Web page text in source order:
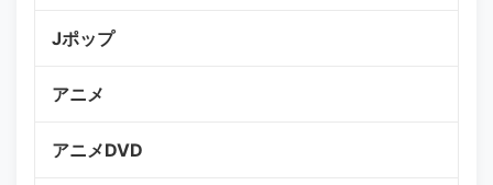
Jポップ
アニメ
アニメDVD